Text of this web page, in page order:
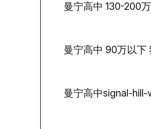
曼宁高中 130-200
曼宁高中 90万以下
曼宁高中signal-